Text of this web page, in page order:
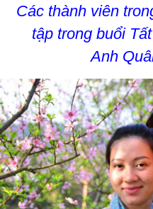
Các thành viên
tập trong buổi
Anh